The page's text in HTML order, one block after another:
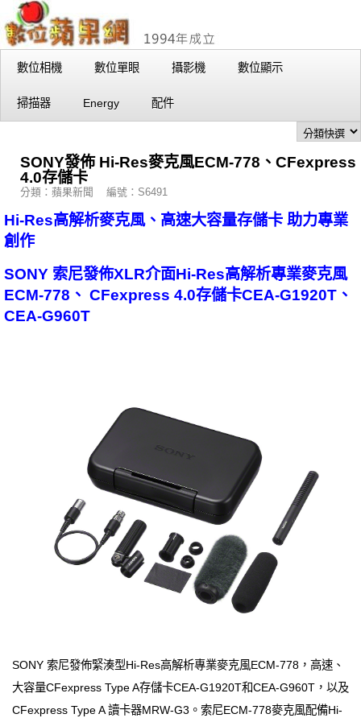
數位相機 數位單眼 攝影機 數位顯示
掃描器 Energy 配件
SONY發佈 Hi-Res麥克風ECM-778、CFexpress
4.0存儲卡
分類：蘋果新聞 編號：S6491
Hi-Res高解析麥克風、高速大容量存儲卡 助力專業
創作
SONY 索尼發佈XLR介面Hi-Res高解析專業麥克風
ECM-778、 CFexpress 4.0存儲卡CEA-G1920T、
CEA-G960T
SONY 索尼發佈緊湊型Hi-Res高解析專業麥克風ECM-778，高速、
大容量CFexpress Type A存儲卡CEA-G1920T和CEA-G960T，以及
CFexpress Type A 讀卡器MRW-G3。索尼ECM-778麥克風配備Hi-